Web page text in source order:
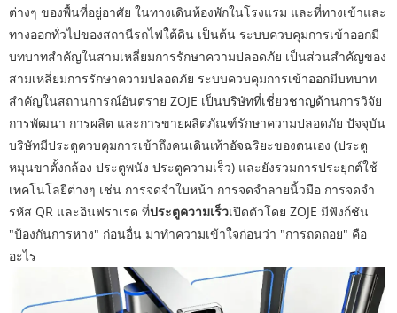
ต่างๆ ของพื้นที่อยู่อาศัย ในทางเดินห้องพักในโรงแรม และที่ทางเข้าและ
ทางออกทั่วไปของสถานีรถไฟใต้ดิน เป็นต้น ระบบควบคุมการเข้าออกมี
บทบาทสำคัญในสามเหลี่ยมการรักษาความปลอดภัย เป็นส่วนสำคัญของ
สามเหลี่ยมการรักษาความปลอดภัย ระบบควบคุมการเข้าออกมีบทบาท
สำคัญในสถานการณ์อันตราย ZOJE เป็นบริษัทที่เชี่ยวชาญด้านการวิจัย
การพัฒนา การผลิต และการขายผลิตภัณฑ์รักษาความปลอดภัย ปัจจุบัน
บริษัทมีประตูควบคุมการเข้าถึงคนเดินเท้าอัจฉริยะของตนเอง (ประตู
หมุนขาตั้งกล้อง ประตูพนัง ประตูความเร็ว) และยังรวมการประยุกต์ใช้
เทคโนโลยีต่างๆ เช่น การจดจำใบหน้า การจดจำลายนิ้วมือ การจดจำ
รหัส QR และอินฟราเรด ที่ประตูความเร็วเปิดตัวโดย ZOJE มีฟังก์ชัน
"ป้องกันการหาง" ก่อนอื่น มาทำความเข้าใจก่อนว่า "การถดถอย" คือ
อะไร